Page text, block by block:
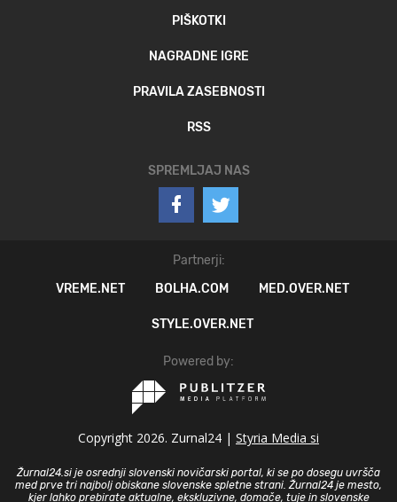
PIŠKOTKI
NAGRADNE IGRE
PRAVILA ZASEBNOSTI
RSS
SPREMLJAJ NAS
Partnerji:
VREME.NET
BOLHA.COM MED.OVER.NET
STYLE.OVER.NET
Powered by:
Copyright 2026. Zurnal24 | Styria Media si
Žurnal24.si je osrednji slovenski novičarski portal, ki se po dosegu uvršča
med prve tri najbolj obiskane slovenske spletne strani. Žurnal24 je mesto,
kjer lahko prebirate aktualne, ekskluzivne, domače, tuje in slovenske